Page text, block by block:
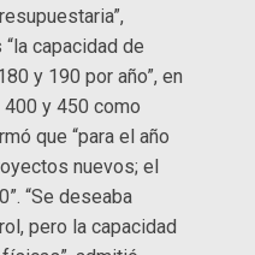
capacidad de
y 190 por año”, en
y 450 como
que “para el año
nuevos; el
“Se deseaba
pero la capacidad